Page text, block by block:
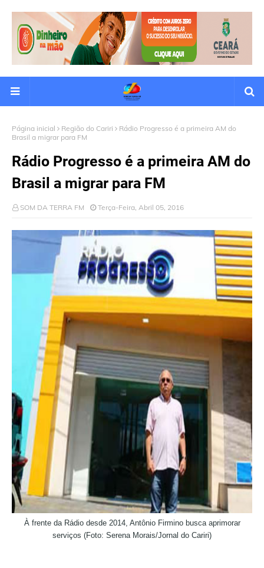
Página inicial Região do Cariri
Rádio Progresso é a primeira AM do
Brasil a migrar para FM
Rádio Progresso é a primeira AM do
Brasil a migrar para FM
SOM DA TERRA FM Terça-Feira, Abril 05, 2016
À frente da Rádio desde 2014, Antônio Firmino busca aprimorar
serviços (Foto: Serena Morais/Jornal do Cariri)